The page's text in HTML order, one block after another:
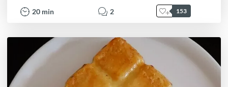
20 min 2 153